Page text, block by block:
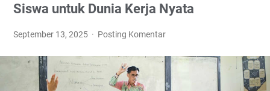
Siswa untuk Dunia Kerja Nyata
September 13, 2025 Posting Komentar